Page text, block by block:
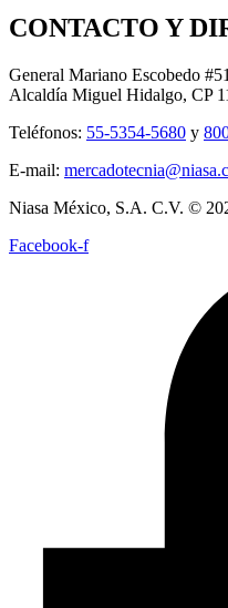
CONTACTO Y
General Mariano Escobedo
Alcaldía Miguel Hidalgo, CP
Teléfonos: 55-5354-5680 y
E-mail:
Niasa México, S.A. C.V. ©
Facebook-f